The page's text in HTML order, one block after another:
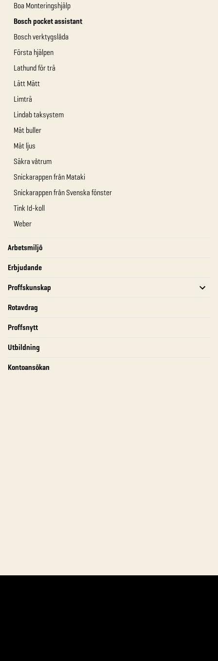
Boa Monteringshjälp
Bosch pocket assistant
Bosch verktygslåda
Första hjälpen
Lathund för trä
Lätt Mätt
Limträ
Lindab taksystem
Mät buller
Mät ljus
Säkra våtrum
Snickarappen från Mataki
Snickarappen från Svenska fönster
Tink Id-koll
Weber
Arbetsmiljö
Erbjudande
Proffskunskap
Rotavdrag
Proffsnytt
Utbildning
Kontoansökan